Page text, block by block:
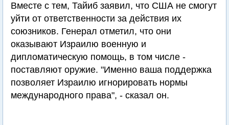
Вместе с тем, Тайиб заявил, что США не смогут
уйти от ответственности за действия их
союзников. Генерал отметил, что они
оказывают Израилю военную и
дипломатическую помощь, в том числе -
поставляют оружие. "Именно ваша поддержка
позволяет Израилю игнорировать нормы
международного права", - сказал он.